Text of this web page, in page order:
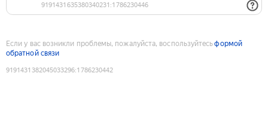
Если у вас возникли проблемы, пожалуйста, воспользуйтесьформой
обратной связи
9191431382045033296:1786230442